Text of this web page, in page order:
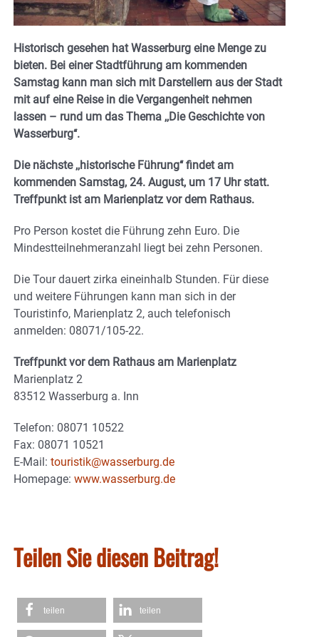
Historisch gesehen hat Wasserburg eine Menge zu
bieten. Bei einer Stadtführung am kommenden
Samstag kann man sich mit Darstellern aus der Stadt
mit auf eine Reise in die Vergangenheit nehmen
lassen – rund um das Thema ,,Die Geschichte von
Wasserburg‘‘.
Die nächste ,,historische Führung‘‘ findet am
kommenden Samstag, 24. August, um 17 Uhr statt.
Treffpunkt ist am Marienplatz vor dem Rathaus.
Pro Person kostet die Führung zehn Euro. Die
Mindestteilnehmeranzahl liegt bei zehn Personen.
Die Tour dauert zirka eineinhalb Stunden. Für diese
und weitere Führungen kann man sich in der
Touristinfo, Marienplatz 2, auch telefonisch
anmelden: 08071/105-22.
Treffpunkt vor dem Rathaus am Marienplatz
Marienplatz 2
83512 Wasserburg a. Inn
Telefon: 08071 10522
Fax: 08071 10521
E-Mail: touristik@wasserburg.de
Homepage: www.wasserburg.de
Teilen Sie diesen Beitrag!
teilen teilen